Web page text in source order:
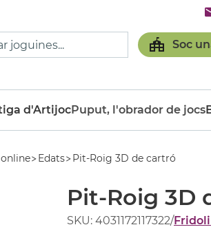
Soc
d'ArtijocPuput, l'obrador de jocs
Edats Pit-Roig 3D de cartró
Pit-Roig 3D
SKU: 4031172117322/